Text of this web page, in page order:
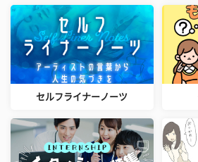
セルフライナーノーツ